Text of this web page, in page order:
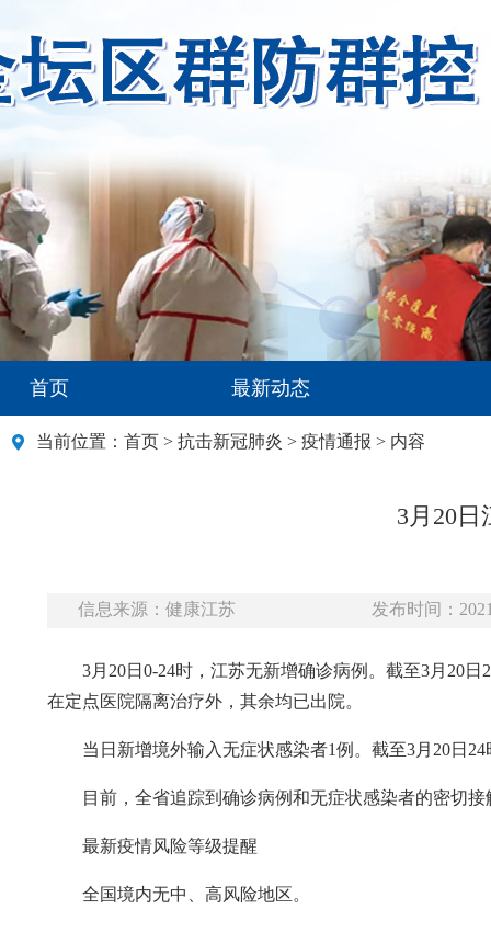
首页 最新动态
当前位置： 首页 > 抗击新冠肺炎 > 疫情通报 > 内容
3月20
信息来源：健康江苏 发布时间：
3月20日0-24时，江苏无新增确诊病例。截至3月20
在定点医院隔离治疗外，其余均已出院。
当日新增境外输入无症状感染者1例。截至3月20日
目前，全省追踪到确诊病例和无症状感染者的密切
最新疫情风险等级提醒
全国境内无中、高风险地区。